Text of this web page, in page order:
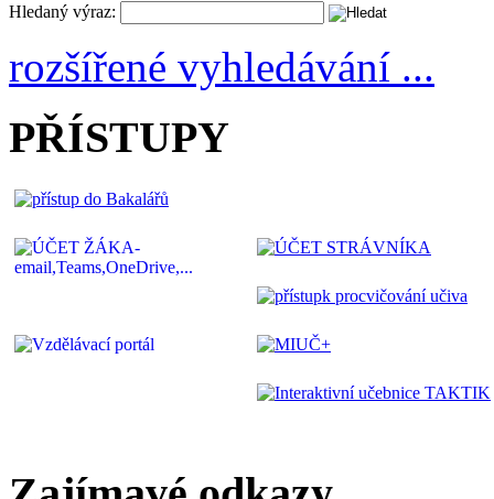
Hledaný výraz:
rozšířené vyhledávání ...
PŘÍSTUPY